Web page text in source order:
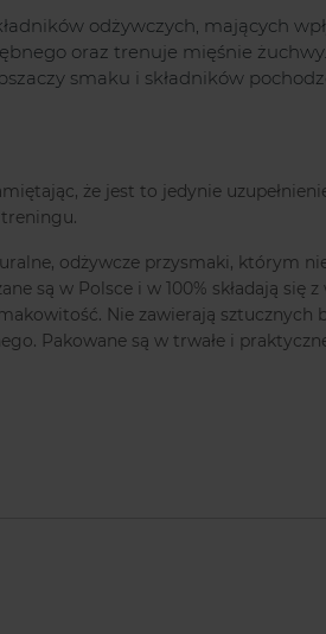
odżywczych, mających
oraz trenuje mięśnie żuchwy.
smaku i składników
że jest to jedynie
odżywcze przysmaki, którym
są w Polsce i w 100% składają
Nie zawierają
Pakowane są w trwałe i